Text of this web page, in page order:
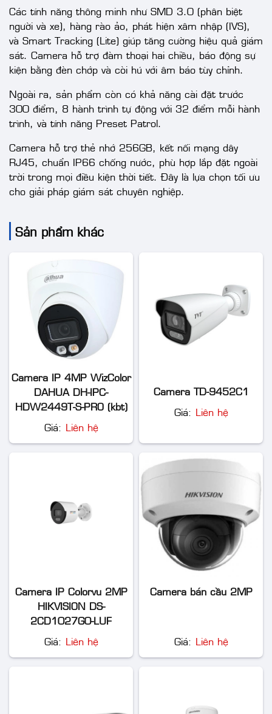
Các tính năng thông minh như SMD 3.0 (phân biệt
người và xe), hàng rào ảo, phát hiện xâm nhập (IVS),
và Smart Tracking (Lite) giúp tăng cường hiệu quả giám
sát. Camera hỗ trợ đàm thoại hai chiều, báo động sự
kiện bằng đèn chớp và còi hú với âm báo tùy chỉnh.
Ngoài ra, sản phẩm còn có khả năng cài đặt trước
300 điểm, 8 hành trình tự động với 32 điểm mỗi hành
trình, và tính năng Preset Patrol.
Camera hỗ trợ thẻ nhớ 256GB, kết nối mạng dây
RJ45, chuẩn IP66 chống nước, phù hợp lắp đặt ngoài
trời trong mọi điều kiện thời tiết. Đây là lựa chọn tối ưu
cho giải pháp giám sát chuyên nghiệp.
Sản phẩm khác
Camera IP 4MP WizColor
DAHUA DH-IPC-
HDW2449T-S-PRO (kbt)
Giá: Liên hệ
Camera TD-9452C1
Giá: Liên hệ
Camera IP Colorvu 2MP
HIKVISION DS-
2CD1027G0-LUF
Giá: Liên hệ
Camera bán cầu 2MP
Giá: Liên hệ